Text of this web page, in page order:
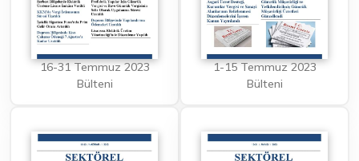
16-31 Temmuz 2023
Bülteni
1-15 Temmuz 2023
Bülteni